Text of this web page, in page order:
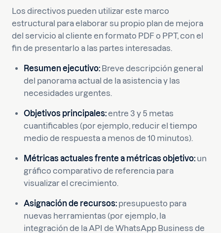
Los directivos pueden utilizar este marco
estructural para elaborar su propio plan de mejora
del servicio al cliente en formato PDF o PPT, con el
fin de presentarlo a las partes interesadas.
Resumen ejecutivo: Breve descripción general
del panorama actual de la asistencia y las
necesidades urgentes.
Objetivos principales:entre 3 y 5 metas
cuantificables (por ejemplo, reducir el tiempo
medio de respuesta a menos de 10 minutos).
Métricas actuales frente a métricas objetivo: un
gráfico comparativo de referencia para
visualizar el crecimiento.
Asignación de recursos: presupuesto para
nuevas herramientas (por ejemplo, la
integración de la API de WhatsApp Business de